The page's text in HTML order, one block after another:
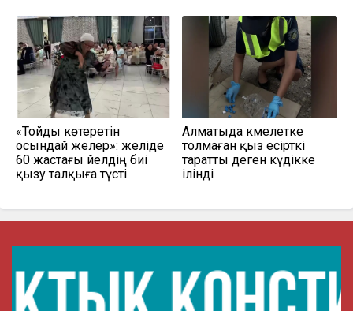
«Тойды көтеретін
осындай әжелер»: желіде
60 жастағы әйелдің биі
қызу талқыға түсті
Алматыда кәмелетке
толмаған қыз есірткі
таратты деген күдікке
ілінді